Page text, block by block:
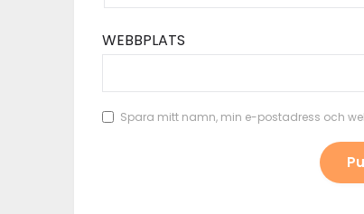
WEBBPLATS
Spara mitt namn, min e-postadress och